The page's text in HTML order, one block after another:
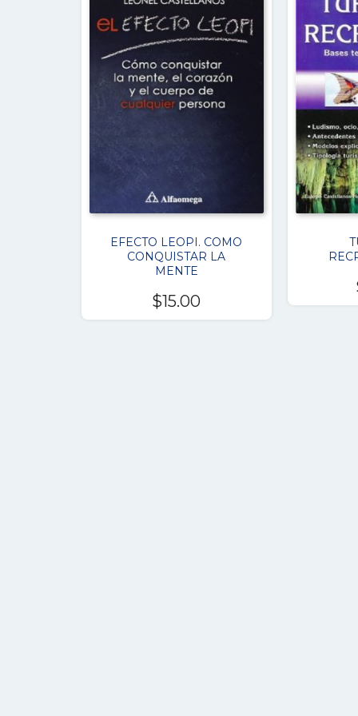
EFECTO LEOPI. COMO
CONQUISTAR LA
MENTE
$15.00